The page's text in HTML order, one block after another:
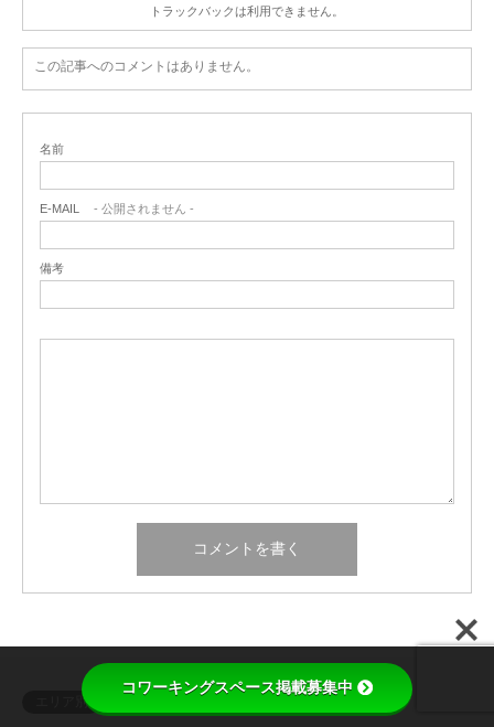
トラックバックは利用できません。
この記事へのコメントはありません。
名前
E-MAIL - 公開されません -
備考
エリア別
コワーキングスペース掲載募集中